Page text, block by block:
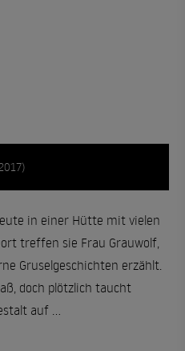
in einer Hütte mit vielen
treffen sie Frau Grauwolf,
Gruselgeschichten erzählt.
doch plötzlich taucht
auf …